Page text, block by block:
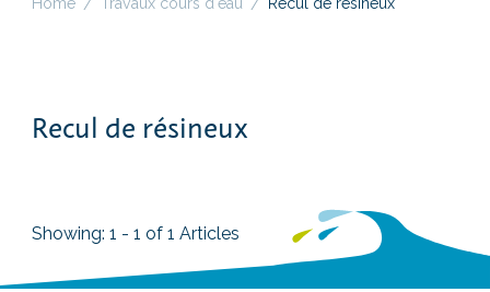
/ / Recul de résineux
Recul de résineux
Showing: 1 - 1 of 1 Articles